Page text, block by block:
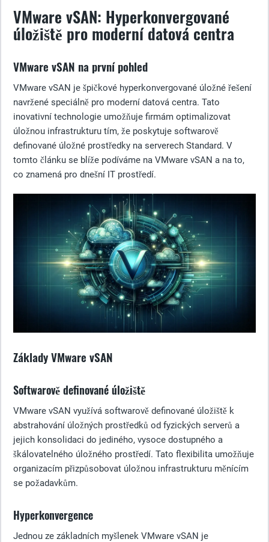
VMware vSAN: Hyperkonvergované
úložiště pro moderní datová centra
VMware vSAN na první pohled
VMware vSAN je špičkové hyperkonvergované úložné řešení
navržené speciálně pro moderní datová centra. Tato
inovativní technologie umožňuje firmám optimalizovat
úložnou infrastrukturu tím, že poskytuje softwarově
definované úložné prostředky na serverech Standard. V
tomto článku se blíže podíváme na VMware vSAN a na to,
co znamená pro dnešní IT prostředí.
Základy VMware vSAN
Softwarově definované úložiště
VMware vSAN využívá softwarově definované úložiště k
abstrahování úložných prostředků od fyzických serverů a
jejich konsolidaci do jediného, vysoce dostupného a
škálovatelného úložného prostředí. Tato flexibilita umožňuje
organizacím přizpůsobovat úložnou infrastrukturu měnícím
se požadavkům.
Hyperkonvergence
Jednou ze základních myšlenek VMware vSAN je